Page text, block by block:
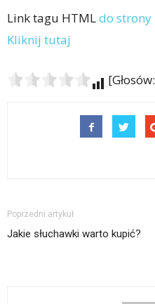
Link tagu HTMLdo
Kliknij tutaj
Poprzedni artykuł
Jakie słuchawki warto kupić?